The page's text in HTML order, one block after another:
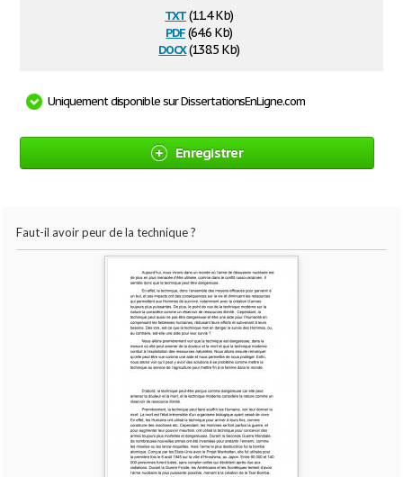
txt(11.4 Kb)
pdf(64.6 Kb)
docx(138.5 Kb)
Uniquement disponible sur DissertationsEnLigne.com
Enregistrer
Faut-il avoir peur de la technique ?